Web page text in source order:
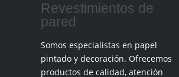
Revestimientos de
pared
Somos especialistas en papel
pintado y decoración. Ofrecemos
productos de calidad, atención